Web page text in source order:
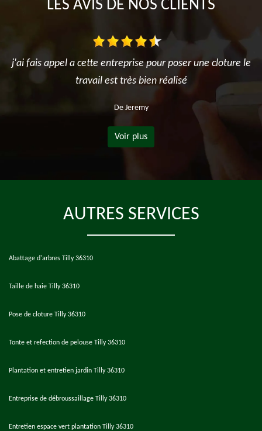
LES AVIS DE NOS CLIENTS
j'ai fais appel a cette entreprise pour poser une cloture le
travail est très bien réalisé
De Jeremy
Voir plus
AUTRES SERVICES
Abattage d'arbres Tilly 36310
Taille de haie Tilly 36310
Pose de cloture Tilly 36310
Tonte et refection de pelouse Tilly 36310
Plantation et entretien jardin Tilly 36310
Entreprise de débroussaillage Tilly 36310
Entretien espace vert plantation Tilly 36310